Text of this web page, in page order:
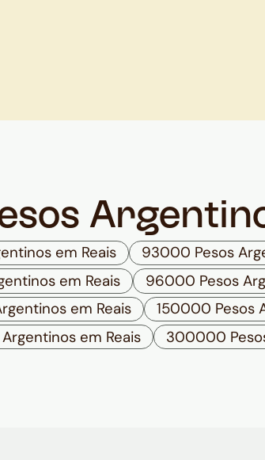
em Reais
93000 Pesos
em Reais
96000 Pesos
em Reais
150000 Pesos
em Reais 300000